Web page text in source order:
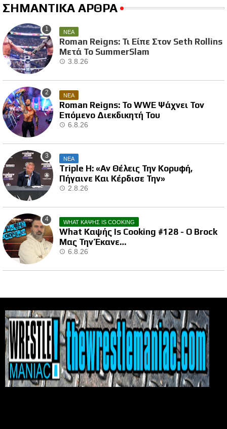
ΣΗΜΑΝΤΙΚΑ ΑΡΘΡΑ
ΝΕΑ
Roman Reigns: Τι Είπε Στον Seth Rollins
Μετά Το SummerSlam
3.8.26
ΝΕΑ
Roman Reigns: Το WWE Ψάχνει Τον
Επόμενο Διεκδικητή Του
6.8.26
ΝΕΑ
Triple H: «Αν Θέλεις Την Κορυφή,
Πήγαινε Και Κέρδισε Την»
2.8.26
WHAT ΚΑΨΗΣ IS COOKING
What Καψής Is Cooking #128 - Ο Brock
Μας Την Έκανε…
6.8.26